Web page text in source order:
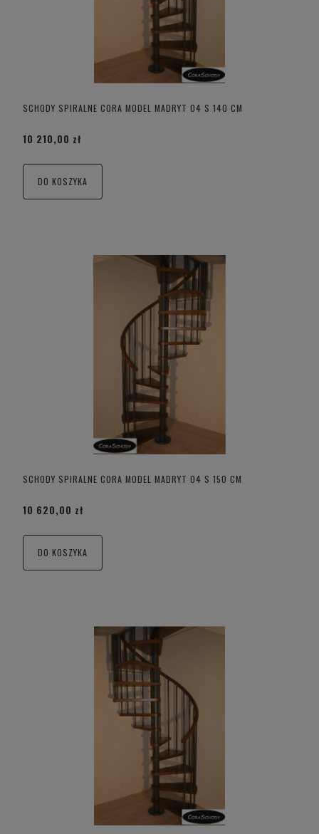
SCHODY SPIRALNE CORA MODEL MADRYT 04 S 140 CM
10 210,00 zł
DO KOSZYKA
SCHODY SPIRALNE CORA MODEL MADRYT 04 S 150 CM
10 620,00 zł
DO KOSZYKA